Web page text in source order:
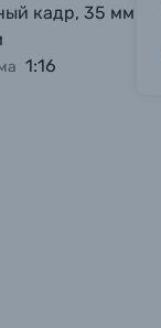
кадр, 35 мм
1:16